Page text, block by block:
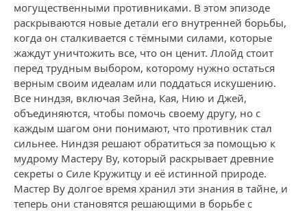
могущественными противниками. В этом эпизоде
раскрываются новые детали его внутренней борьбы,
когда он сталкивается с тёмными силами, которые
жаждут уничтожить все, что он ценит. Ллойд стоит
перед трудным выбором, которому нужно остаться
верным своим идеалам или поддаться искушению.
Все ниндзя, включая Зейна, Кая, Нию и Джей,
объединяются, чтобы помочь своему другу, но с
каждым шагом они понимают, что противник стал
сильнее. Ниндзя решают обратиться за помощью к
мудрому Мастеру Ву, который раскрывает древние
секреты о Силе Кружитцу и её истинной природе.
Мастер Ву долгое время хранил эти знания в тайне, и
теперь они становятся решающими в борьбе с